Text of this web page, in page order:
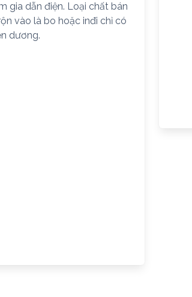
gia dẫn điện. Loại chất bán
vào là bo hoặc inđi chỉ có
dương.